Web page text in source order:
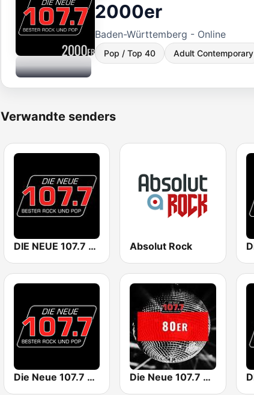
2000er
Baden-Württemberg - Online
Pop / Top 40 Adult Contemporary
Verwandte senders
DIE NEUE 107.7 - BESTER ROCK UND POP Absolut Rock
Die Neue 107.7 FM Die Neue 107.7 80er